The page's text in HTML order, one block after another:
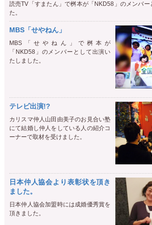
読売TV「すまたん」で桝本が「NKD58」のメンバー
た。
MBS「せやねん」
MBS「せやねん」で桝本が
「NKD58」のメンバーとして出演い
たしました。
テレビ出演!?
カリスマ仲人山田由美子のお見合い塾
にて結婚し仲人をしている人の紹介コ
ーナーで取材を受けました。
日本仲人協会より表彰状を頂き
ました。
日本仲人協会加盟時には成婚優秀賞を
頂きました。